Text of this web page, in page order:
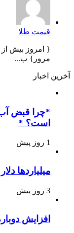
قیمت طلا
مرور} ب...
آخرین اخبار
است؟ *
1 روز پیش
میلیاردها
3 روز پیش
افزایش